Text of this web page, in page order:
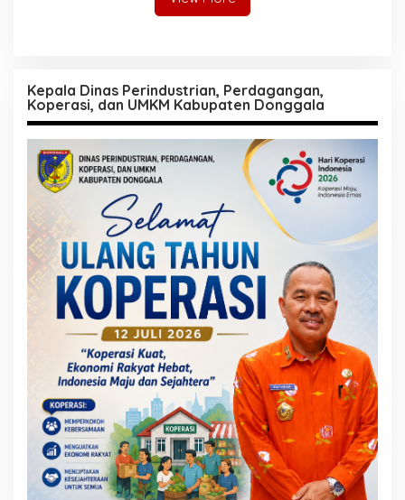
Kepala Dinas Perindustrian, Perdagangan,
Koperasi, dan UMKM Kabupaten Donggala